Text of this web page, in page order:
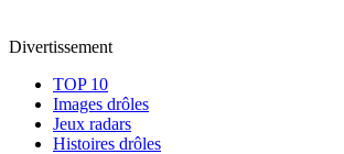
Divertissement
TOP 10
Images drôles
Jeux radars
Histoires drôles